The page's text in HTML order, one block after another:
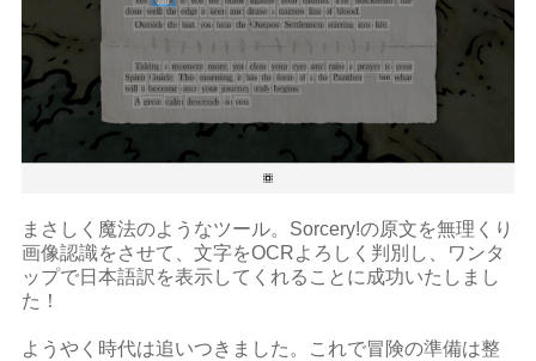
まさしく魔法のようなツール。Sorcery!の原文を無理くり
画像認識をさせて、文字をOCRよろしく判別し、ワンタ
ップで日本語訳を表示してくれることに成功いたしまし
た！
ようやく時代は追いつきました。これで冒険の準備は整